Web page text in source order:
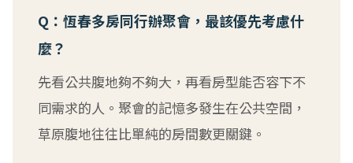
Q：恆春多房同行辦聚會，最該優先考慮什
麼？
先看公共腹地夠不夠大，再看房型能否容下不
同需求的人。聚會的記憶多發生在公共空間，
草原腹地往往比單純的房間數更關鍵。